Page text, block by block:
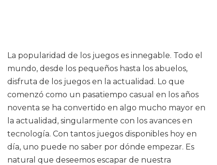
La popularidad de los juegos es innegable. Todo el
mundo, desde los pequeños hasta los abuelos,
disfruta de los juegos en la actualidad. Lo que
comenzó como un pasatiempo casual en los años
noventa se ha convertido en algo mucho mayor en
la actualidad, singularmente con los avances en
tecnología. Con tantos juegos disponibles hoy en
día, uno puede no saber por dónde empezar. Es
natural que deseemos escapar de nuestra